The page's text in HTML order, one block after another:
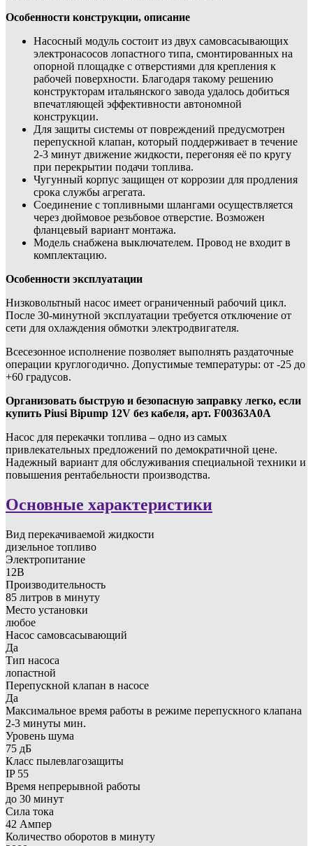
Особенности конструкции, описание
Насосный модуль состоит из двух самовсасывающих
электронасосов лопастного типа, смонтированных на
опорной площадке с отверстиями для крепления к
рабочей поверхности. Благодаря такому решению
конструкторам итальянского завода удалось добиться
впечатляющей эффективности автономной
конструкции.
Для защиты системы от повреждений предусмотрен
перепускной клапан, который поддерживает в течение
2-3 минут движение жидкости, перегоняя её по кругу
при перекрытии подачи топлива.
Чугунный корпус защищен от коррозии для продления
срока службы агрегата.
Соединение с топливными шлангами осуществляется
через дюймовое резьбовое отверстие. Возможен
фланцевый вариант монтажа.
Модель снабжена выключателем. Провод не входит в
комплектацию.
Особенности эксплуатации
Низковольтный насос имеет ограниченный рабочий цикл.
После 30-минутной эксплуатации требуется отключение от
сети для охлаждения обмотки электродвигателя.
Всесезонное исполнение позволяет выполнять раздаточные
операции круглогодично. Допустимые температуры: от -25 до
+60 градусов.
Организовать быструю и безопасную заправку легко, если
купить Piusi Bipump 12V без кабеля, арт. F00363A0A
Насос для перекачки топлива – одно из самых
привлекательных предложений по демократичной цене.
Надежный вариант для обслуживания специальной техники и
повышения рентабельности производства.
Основные характеристики
Вид перекачиваемой жидкости
дизельное топливо
Электропитание
12В
Производительность
85 литров в минуту
Место установки
любое
Насос самовсасывающий
Да
Тип насоса
лопастной
Перепускной клапан в насосе
Да
Максимальное время работы в режиме перепускного клапана
2-3 минуты мин.
Уровень шума
75 дБ
Класс пылевлагозащиты
IP 55
Время непрерывной работы
до 30 минут
Сила тока
42 Ампер
Количество оборотов в минуту